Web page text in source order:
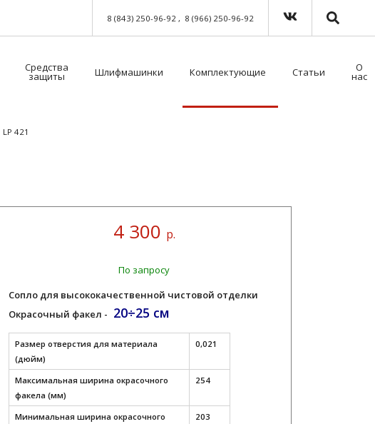
8 (843) 250-96-92 8 (966) 250-96-92
Средства
защиты Шлифмашинки Комплектующие Статьи О
нас
LP 421
4 300 р.
По запросу
Сопло для высококачественной чистовой отделки
Окрасочный факел - 20÷25 см
Размер отверстия для материала
(дюйм)
0,021
Максимальная ширина окрасочного
факела (мм)
254
Минимальная ширина окрасочного
203